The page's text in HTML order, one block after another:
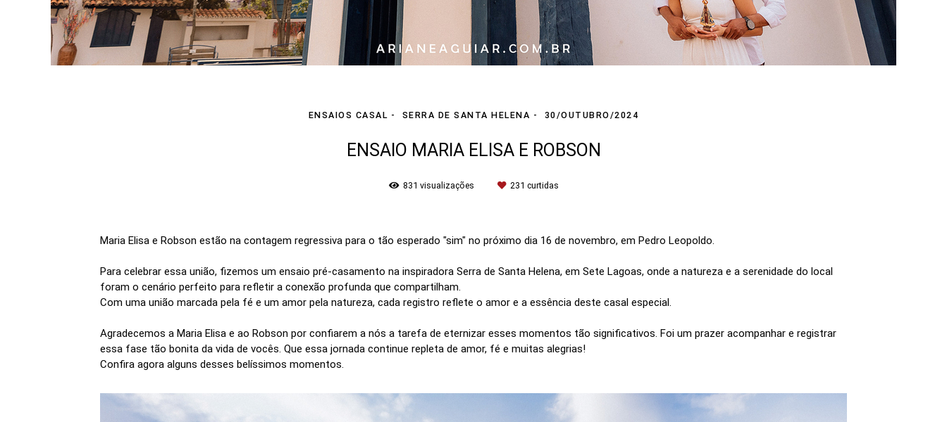
ENSAIOS CASAL SERRA DE SANTA HELENA 30/OUTUBRO/2024
ENSAIO MARIA ELISA E ROBSON
831 visualizações 231 curtidas
Maria Elisa e Robson estão na contagem regressiva para o tão esperado "sim" no próximo dia 16 de novembro, em Pedro Leopoldo.
Para celebrar essa união, fizemos um ensaio pré-casamento na inspiradora Serra de Santa Helena, em Sete Lagoas, onde a natureza e a serenidade do local
foram o cenário perfeito para refletir a conexão profunda que compartilham.
Com uma união marcada pela fé e um amor pela natureza, cada registro reflete o amor e a essência deste casal especial.
Agradecemos a Maria Elisa e ao Robson por confiarem a nós a tarefa de eternizar esses momentos tão significativos. Foi um prazer acompanhar e registrar
essa fase tão bonita da vida de vocês. Que essa jornada continue repleta de amor, fé e muitas alegrias!
Confira agora alguns desses belíssimos momentos.